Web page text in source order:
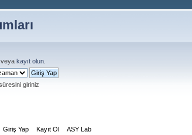
veyakayıt olun
giriniz
Giriş Yap Kayıt Ol ASY Lab